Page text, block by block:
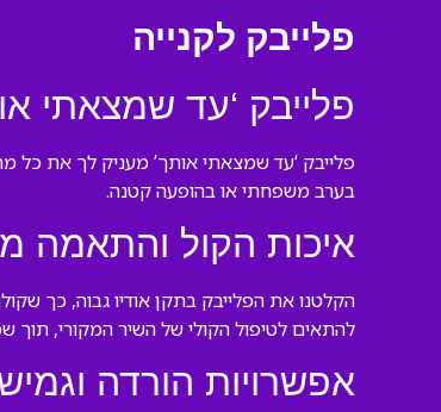
פלייבק לקנייה
פלייבק ‘עד שמצאתי
פלייבק ‘עד שמצאתי אותך’ מעניק לך את כל
בערב משפחתי או בהופעה קטנה.
איכות הקול והתאמה
הקלטנו את הפלייבק בתקן אודיו גבוה, כך
להתאים לטיפול הקולי של השיר המקורי, תוך
אפשרויות הורדה